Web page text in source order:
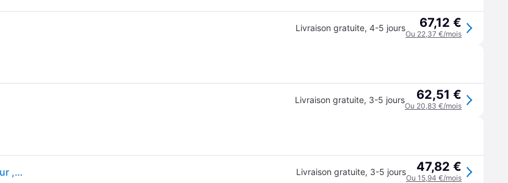
Livraison gratuite, 4-5 jours 67,12 €
Ou 22,37 €/mois
Livraison gratuite, 3-5 jours 62,51 €
Ou 20,83 €/mois
Manette HORIPAD The Legend of Zelda Sans fil Noir HORI pour ,Nintendo Switch Livraison gratuite, 3-5 jours 47,82 €
Ou 15,94 €/mois